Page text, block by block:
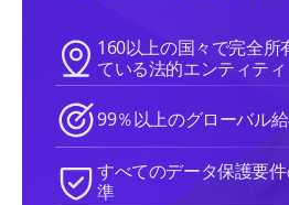
160以上の国々で完全所
ている法的エンティティ
99％以上のグローバル
すべてのデータ保護要
準